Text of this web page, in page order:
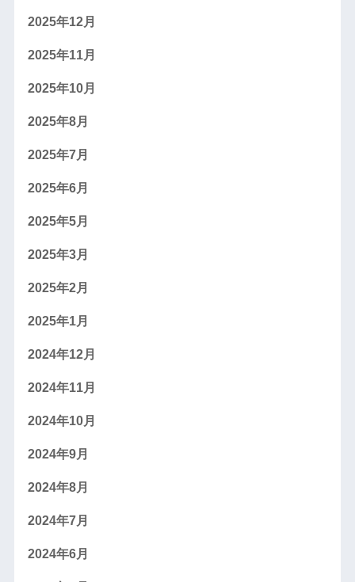
2025年12月
2025年11月
2025年10月
2025年8月
2025年7月
2025年6月
2025年5月
2025年3月
2025年2月
2025年1月
2024年12月
2024年11月
2024年10月
2024年9月
2024年8月
2024年7月
2024年6月